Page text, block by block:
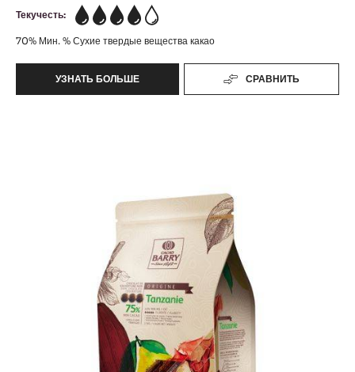
Текучесть:
4
70% Мин. % Сухие твердые вещества какао
УЗНАТЬ БОЛЬШЕ
-
СРАВНИТЬ